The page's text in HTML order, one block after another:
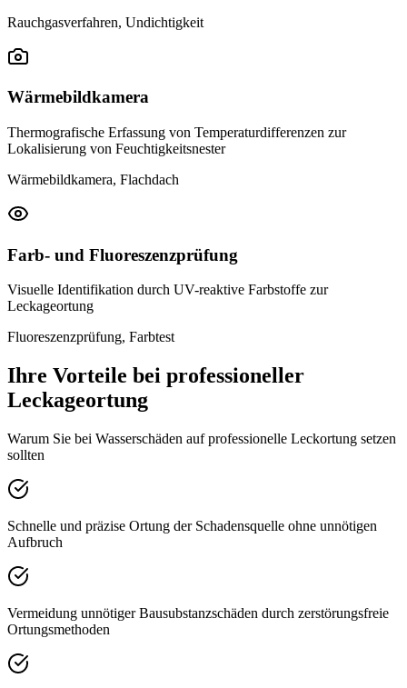
Rauchgasverfahren, Undichtigkeit
Wärmebildkamera
Thermografische Erfassung von Temperaturdifferenzen zur
Lokalisierung von Feuchtigkeitsnester
Wärmebildkamera, Flachdach
Farb- und Fluoreszenzprüfung
Visuelle Identifikation durch UV-reaktive Farbstoffe zur
Leckageortung
Fluoreszenzprüfung, Farbtest
Ihre Vorteile bei professioneller
Leckageortung
Warum Sie bei Wasserschäden auf professionelle Leckortung setzen
sollten
Schnelle und präzise Ortung der Schadensquelle ohne unnötigen
Aufbruch
Vermeidung unnötiger Bausubstanzschäden durch zerstörungsfreie
Ortungsmethoden